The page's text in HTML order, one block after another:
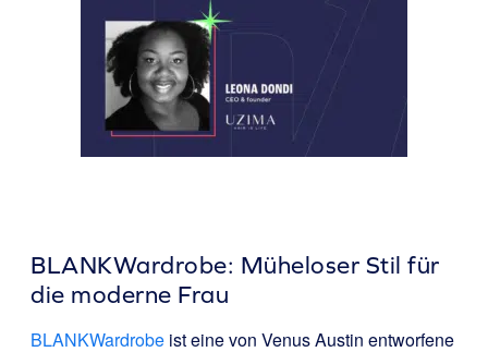
BLANKWardrobe: Müheloser Stil für
die moderne Frau
BLANKWardrobe ist eine von Venus Austin entworfene